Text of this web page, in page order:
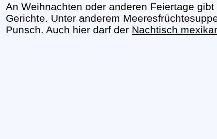
An Weihnachten oder anderen Feiertage
Gerichte. Unter anderem
Punsch. Auch hier darf der Nachtisch